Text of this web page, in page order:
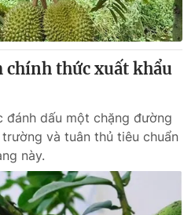
báo điện tử số 483/GP-BTTTT
Mỹ Hạnh, Phạm Quốc Thắng,
- 024.38 355 932
897 897
chính thức xuất khẩu
đánh dấu một chặng đường
và tuân thủ tiêu chuẩn
này.